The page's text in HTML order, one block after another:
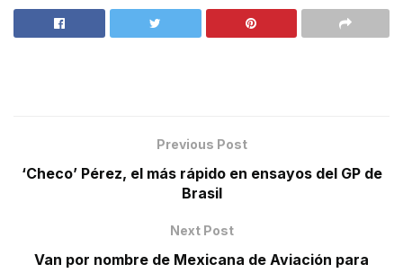
Previous Post
‘Checo’ Pérez, el más rápido en ensayos del GP de
Brasil
Next Post
Van por nombre de Mexicana de Aviación para